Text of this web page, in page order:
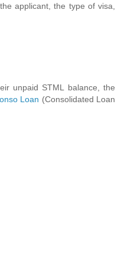
applicant, the type of visa,
unpaid STML balance, the
Loan (Consolidated Loan